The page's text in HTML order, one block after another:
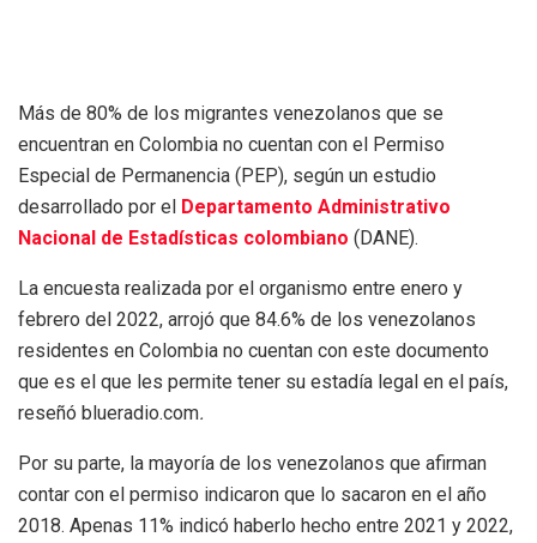
Más de 80% de los migrantes venezolanos que se
encuentran en Colombia no cuentan con el Permiso
Especial de Permanencia (PEP), según un estudio
desarrollado por el Departamento Administrativo
Nacional de Estadísticas colombiano (DANE).
La encuesta realizada por el organismo entre enero y
febrero del 2022, arrojó que 84.6% de los venezolanos
residentes en Colombia no cuentan con este documento
que es el que les permite tener su estadía legal en el país,
reseñó blueradio.com.
Por su parte, la mayoría de los venezolanos que afirman
contar con el permiso indicaron que lo sacaron en el año
2018. Apenas 11% indicó haberlo hecho entre 2021 y 2022,